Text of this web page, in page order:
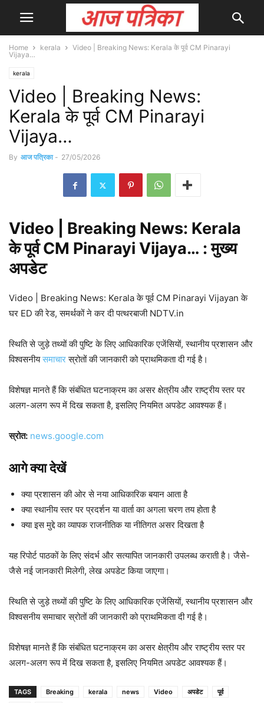
Home kerala
Video | Breaking News: Kerala के पूर्व CM Pinarayi
Vijaya…
kerala
Video | Breaking News:
Kerala के पूर्व CM Pinarayi
Vijaya…
By आज पत्रिका - 27/05/2026
Video | Breaking News: Kerala
के पूर्व CM Pinarayi Vijaya… : मुख्य
अपडेट
Video | Breaking News: Kerala के पूर्व CM Pinarayi Vijayan के
घर ED की रेड, समर्थकों ने कर दी पत्थरबाजी NDTV.in
स्थिति से जुड़े तथ्यों की पुष्टि के लिए आधिकारिक एजेंसियों, स्थानीय प्रशासन और
विश्वसनीयसमाचारस्रोतों की जानकारी को प्राथमिकता दी गई है।
विशेषज्ञ मानते हैं कि संबंधित घटनाक्रम का असर क्षेत्रीय और राष्ट्रीय स्तर पर
अलग-अलग रूप में दिख सकता है, इसलिए नियमित अपडेट आवश्यक हैं।
स्रोत: news.google.com
आगे क्या देखें
क्या प्रशासन की ओर से नया आधिकारिक बयान आता है
क्या स्थानीय स्तर पर प्रदर्शन या वार्ता का अगला चरण तय होता है
क्या इस मुद्दे का व्यापक राजनीतिक या नीतिगत असर दिखता है
यह रिपोर्ट पाठकों के लिए संदर्भ और सत्यापित जानकारी उपलब्ध कराती है। जैसे-
जैसे नई जानकारी मिलेगी, लेख अपडेट किया जाएगा।
स्थिति से जुड़े तथ्यों की पुष्टि के लिए आधिकारिक एजेंसियों, स्थानीय प्रशासन और
विश्वसनीय समाचार स्रोतों की जानकारी को प्राथमिकता दी गई है।
विशेषज्ञ मानते हैं कि संबंधित घटनाक्रम का असर क्षेत्रीय और राष्ट्रीय स्तर पर
अलग-अलग रूप में दिख सकता है, इसलिए नियमित अपडेट आवश्यक हैं।
TAGS Breaking kerala news Video अपडेट
पूर्व